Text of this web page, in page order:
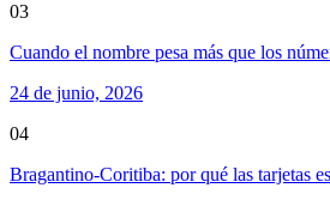
03
Cuando el nombre pesa más que los
24 de junio, 2026
04
Bragantino-Coritiba: por qué las tarjetas